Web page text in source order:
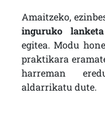
Amaitzeko,
inguruko
egitea. Modu
praktikara
harreman
aldarrikatu dute.